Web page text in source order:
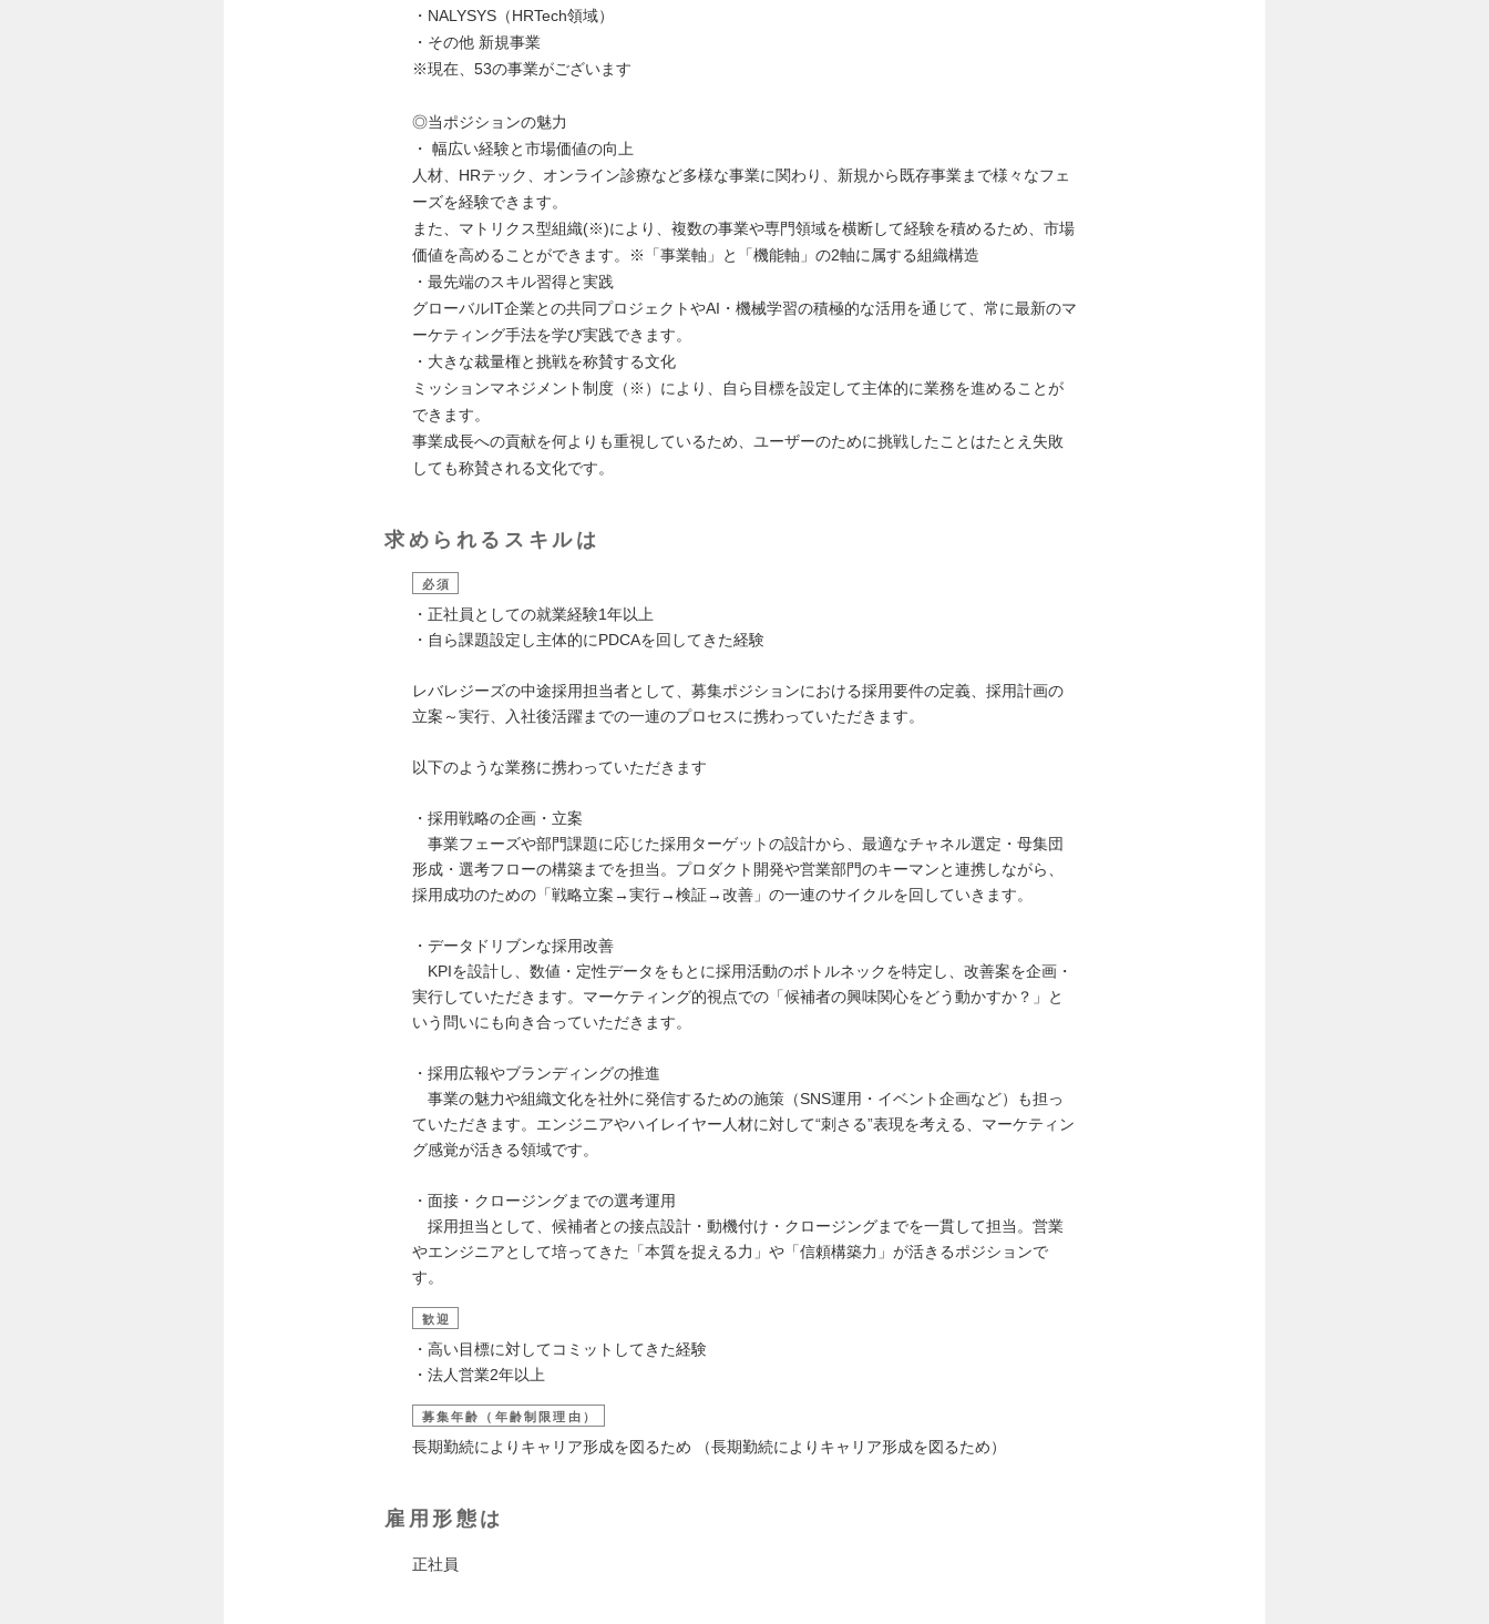
・NALYSYS（HRTech領域）
・その他 新規事業
※現在、53の事業がございます
◎当ポジションの魅力
・ 幅広い経験と市場価値の向上
人材、HRテック、オンライン診療など多様な事業に関わり、新規から既存事業まで様々なフェ
ーズを経験できます。
また、マトリクス型組織(※)により、複数の事業や専門領域を横断して経験を積めるため、市場
価値を高めることができます。※「事業軸」と「機能軸」の2軸に属する組織構造
・最先端のスキル習得と実践
グローバルIT企業との共同プロジェクトやAI・機械学習の積極的な活用を通じて、常に最新のマ
ーケティング手法を学び実践できます。
・大きな裁量権と挑戦を称賛する文化
ミッションマネジメント制度（※）により、自ら目標を設定して主体的に業務を進めることが
できます。
事業成長への貢献を何よりも重視しているため、ユーザーのために挑戦したことはたとえ失敗
しても称賛される文化です。
求められるスキルは
必須
・正社員としての就業経験1年以上
・自ら課題設定し主体的にPDCAを回してきた経験
レバレジーズの中途採用担当者として、募集ポジションにおける採用要件の定義、採用計画の
立案～実行、入社後活躍までの一連のプロセスに携わっていただきます。
以下のような業務に携わっていただきます
・採用戦略の企画・立案
事業フェーズや部門課題に応じた採用ターゲットの設計から、最適なチャネル選定・母集団
形成・選考フローの構築までを担当。プロダクト開発や営業部門のキーマンと連携しながら、
採用成功のための「戦略立案→実行→検証→改善」の一連のサイクルを回していきます。
・データドリブンな採用改善
KPIを設計し、数値・定性データをもとに採用活動のボトルネックを特定し、改善案を企画・
実行していただきます。マーケティング的視点での「候補者の興味関心をどう動かすか？」と
いう問いにも向き合っていただきます。
・採用広報やブランディングの推進
事業の魅力や組織文化を社外に発信するための施策（SNS運用・イベント企画など）も担っ
ていただきます。エンジニアやハイレイヤー人材に対して“刺さる”表現を考える、マーケティン
グ感覚が活きる領域です。
・面接・クロージングまでの選考運用
採用担当として、候補者との接点設計・動機付け・クロージングまでを一貫して担当。営業
やエンジニアとして培ってきた「本質を捉える力」や「信頼構築力」が活きるポジションで
す。
歓迎
・高い目標に対してコミットしてきた経験
・法人営業2年以上
募集年齢（年齢制限理由）
長期勤続によりキャリア形成を図るため （長期勤続によりキャリア形成を図るため）
雇用形態は
正社員